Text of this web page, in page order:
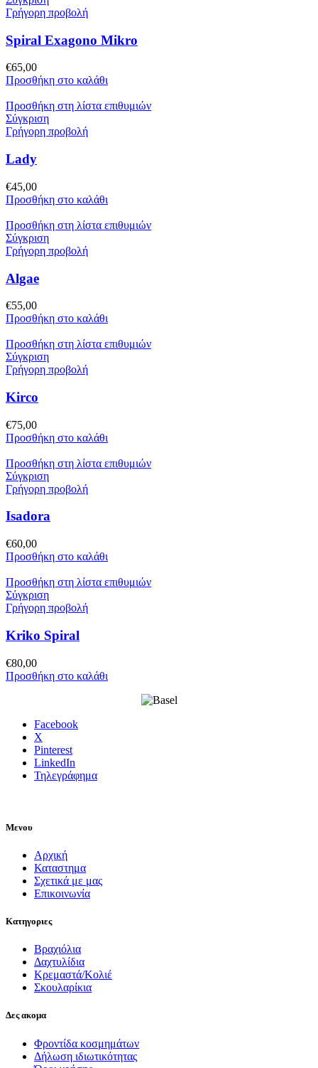
Γρήγορη προβολή
Spiral Exagono Mikro
€65,00
Προσθήκη στο καλάθι
Προσθήκη στη λίστα επιθυμιών
Σύγκριση
Γρήγορη προβολή
Lady
€45,00
Προσθήκη στο καλάθι
Προσθήκη στη λίστα επιθυμιών
Σύγκριση
Γρήγορη προβολή
Algae
€55,00
Προσθήκη στο καλάθι
Προσθήκη στη λίστα επιθυμιών
Σύγκριση
Γρήγορη προβολή
Kirco
€75,00
Προσθήκη στο καλάθι
Προσθήκη στη λίστα επιθυμιών
Σύγκριση
Γρήγορη προβολή
Isadora
€60,00
Προσθήκη στο καλάθι
Προσθήκη στη λίστα επιθυμιών
Σύγκριση
Γρήγορη προβολή
Kriko Spiral
€80,00
Προσθήκη στο καλάθι
Facebook
X
Pinterest
LinkedIn
Τηλεγράφημα
Μενου
Αρχική
Καταστημα
Σχετικά με μας
Επικοινωνία
Κατηγοριες
Βραχιόλια
Δαχτυλίδια
Κρεμαστά/Κολιέ
Σκουλαρίκια
Δες ακομα
Φροντίδα κοσμημάτων
Δήλωση ιδιωτικότητας